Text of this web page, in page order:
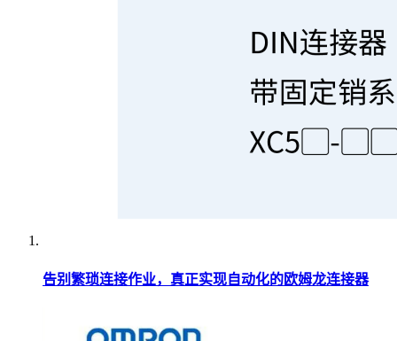
告别繁琐连接作业，真正实现自动化的欧姆龙连接器